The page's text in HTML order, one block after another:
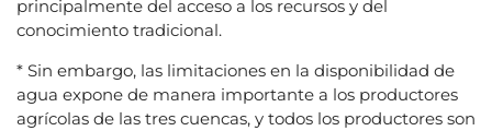
principalmente del acceso a los recursos y del
conocimiento tradicional.
* Sin embargo, las limitaciones en la disponibilidad de
agua expone de manera importante a los productores
agrícolas de las tres cuencas, y todos los productores son